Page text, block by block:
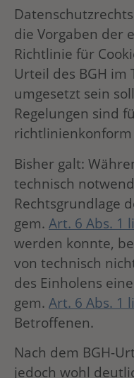
die Vorgaben der
Richtlinie für
Urteil des BGH im
umgesetzt sein
Regelungen sind
richtlinienkonform
Bisher galt:
technisch
Rechtsgrundlage
gem. Art. 6 Abs. 1
werden konnte,
von technisch
des Einholens
gem. Art. 6 Abs. 1
Betroffenen.
Nach dem BGH-
jedoch wohl